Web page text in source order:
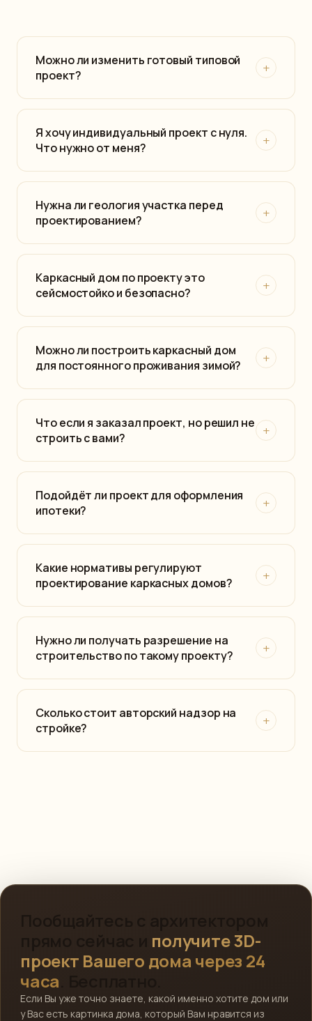
Можно ли изменить готовый типовой
проект?
+
Я хочу индивидуальный проект с нуля.
Что нужно от меня?
+
Нужна ли геология участка перед
проектированием?
+
Каркасный дом по проекту это
сейсмостойко и безопасно?
+
Можно ли построить каркасный дом
для постоянного проживания зимой?
+
Что если я заказал проект, но решил не
строить с вами?
+
Подойдёт ли проект для оформления
ипотеки?
+
Какие нормативы регулируют
проектирование каркасных домов?
+
Нужно ли получать разрешение на
строительство по такому проекту?
+
Сколько стоит авторский надзор на
стройке?
+
получите 3D-
проект Вашего дома через 24
часа
Если Вы уже точно знаете, какой именно хотите дом или
у Вас есть картинка дома, который Вам нравится из